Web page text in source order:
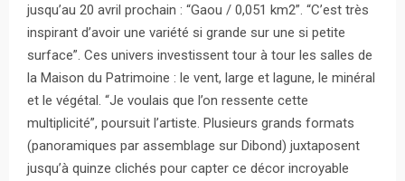
jusqu’au 20 avril prochain : “Gaou / 0,051 km2”. “C’est très
inspirant d’avoir une variété si grande sur une si petite
surface”. Ces univers investissent tour à tour les salles de
la Maison du Patrimoine : le vent, large et lagune, le minéral
et le végétal. “Je voulais que l’on ressente cette
multiplicité”, poursuit l’artiste. Plusieurs grands formats
(panoramiques par assemblage sur Dibond) juxtaposent
jusqu’à quinze clichés pour capter ce décor incroyable